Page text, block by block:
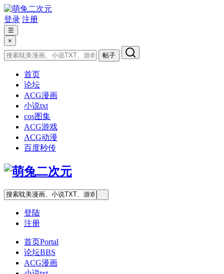
登录 注册
☰
×
帖子
首页
论坛
ACG漫画
小说txt
cos图集
ACG游戏
ACG动漫
百度秒传
登陆
注册
首页Portal
论坛BBS
ACG漫画